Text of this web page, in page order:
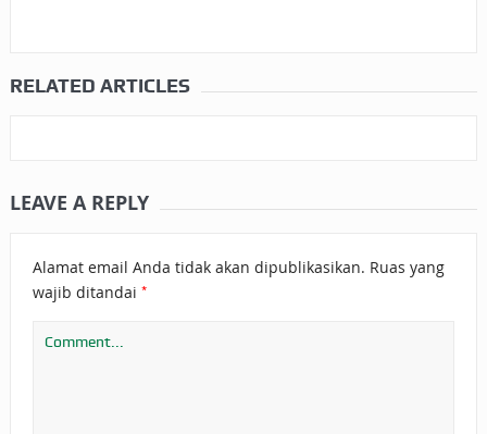
RELATED ARTICLES
LEAVE A REPLY
Alamat email Anda tidak akan dipublikasikan. Ruas yang
wajib ditandai *